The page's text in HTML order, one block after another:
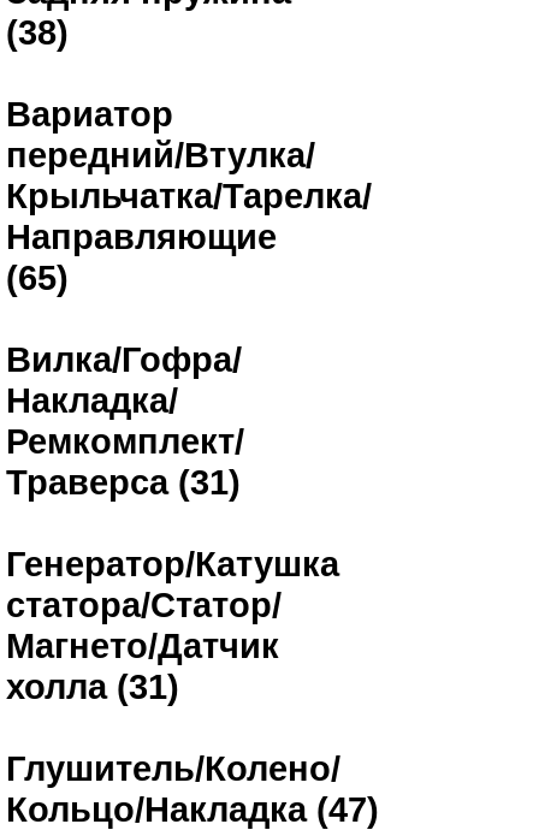
(38)
Вариатор
передний/Втулка/
Крыльчатка/Тарелка/
Направляющие
(65)
Вилка/Гофра/
Накладка/
Ремкомплект/
Траверса (31)
Генератор/Катушка
статора/Статор/
Магнето/Датчик
холла (31)
Глушитель/Колено/
Кольцо/Накладка (47)